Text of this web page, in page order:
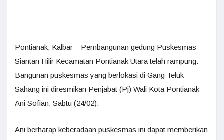
Pontianak, Kalbar – Pembangunan gedung Puskesmas
Siantan Hilir Kecamatan Pontianak Utara telah rampung.
Bangunan puskesmas yang berlokasi di Gang Teluk
Sahang ini diresmikan Penjabat (Pj) Wali Kota Pontianak
Ani Sofian, Sabtu (24/02).
Ani berharap keberadaan puskesmas ini dapat memberikan